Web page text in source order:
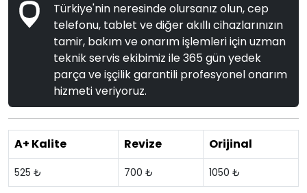
Türkiye'nin neresinde olursanız olun, cep
telefonu, tablet ve diğer akıllı cihazlarınızın
tamir, bakım ve onarım işlemleri için uzman
teknik servis ekibimiz ile 365 gün yedek
parça ve işçilik garantili profesyonel onarım
hizmeti veriyoruz.
A+ Kalite Revize Orijinal
525 ₺ 700 ₺ 1050 ₺